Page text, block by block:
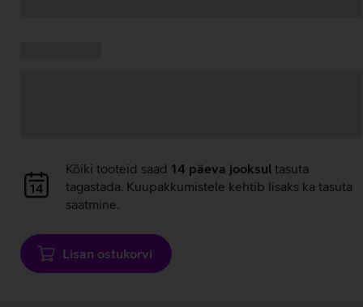
Andmete
laadimine
Kõiki tooteid saad 14 päeva jooksul tasuta
tagastada. Kuupakkumistele kehtib lisaks ka tasuta
saatmine.
Lisan ostukorvi